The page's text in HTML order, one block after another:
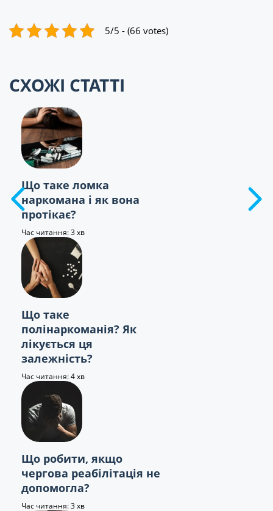
5/5 - (66 votes)
СХОЖІ СТАТТІ
Що таке ломка
наркомана і як вона
протікає?
Час читання: 3 хв
Що таке
полінаркоманія? Як
лікується ця
залежність?
Час читання: 4 хв
Що робити, якщо
чергова реабілітація не
допомогла?
Час читання: 3 хв